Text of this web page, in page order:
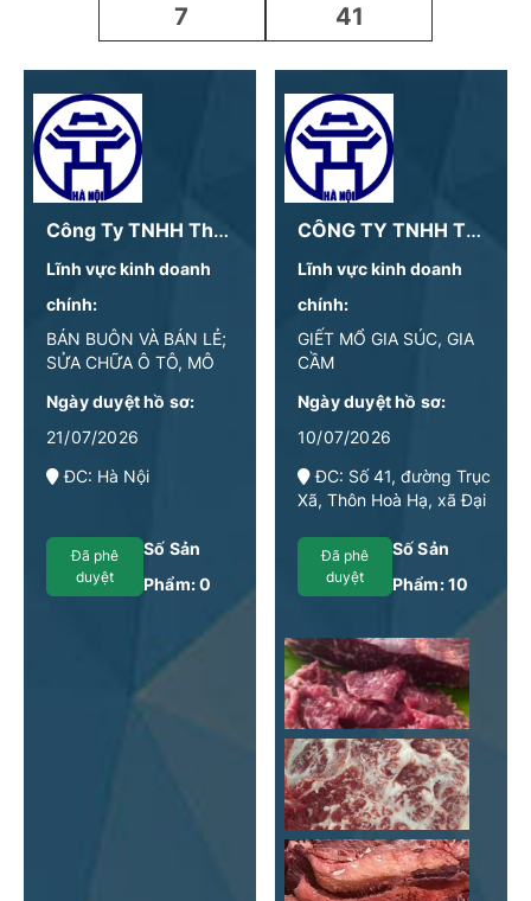
7
41
Công Ty TNHH Thực Phẩm Deawoo
Lĩnh vực kinh doanh
chính:
BÁN BUÔN VÀ BÁN LẺ;
SỬA CHỮA Ô TÔ, MÔ
ĐỘNG CƠ KHÁC
Ngày duyệt hồ sơ:
21/07/2026
ĐC: Hà Nội
Đã phê
duyệt
Số Sản
Phẩm:0
CÔNG TY TNHH THỰC PHẨM SANG DUYÊN
Lĩnh vực kinh doanh
chính:
GIẾT MỔ GIA SÚC, GIA
CẦM
Ngày duyệt hồ sơ:
10/07/2026
ĐC: Số 41, đường Trục
Xã, Thôn Hoà Hạ, xã Đại
Đã phê
duyệt
Số Sản
Phẩm:10